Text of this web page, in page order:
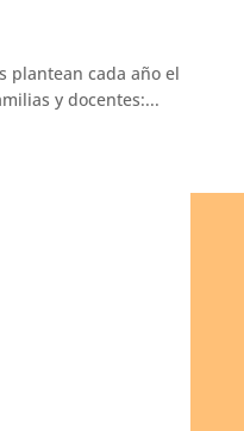
plantean cada año el
y docentes:...